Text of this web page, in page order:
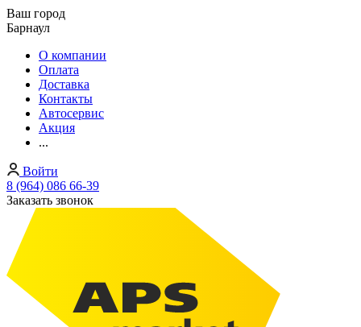
Ваш город
Барнаул
О компании
Оплата
Доставка
Контакты
Автосервис
Акция
...
Войти
8 (964) 086 66-39
Заказать звонок